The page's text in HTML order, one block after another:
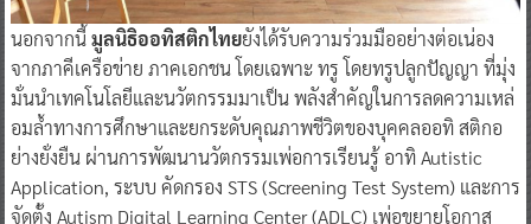
จากภาคีเครือข่าย ภาคเอกชน โดยเฉพาะ ทรู โดยทรูปลูกปัญญา ที่มุ่ง
มั่นนำเทคโนโลยีและนวัตกรรมมาเป็น พลังสำคัญในการลดความเหล่
อมล้ำทางการศึกษาและยกระดับคุณภาพชีวิตของบุคคลออทิ สติกอ
ย่างยั่งยืน ผ่านการพัฒนานวัตกรรมเพ่อการเรียนรู้ อาทิ Autistic
Application, ระบบ คัดกรอง STS (Screening Test System) และการ
จัดตั้ง Autism Digital Learning Center (ADLC) เพ่อขยายโอกาส
การเข้าถึงส่อดิจิทัลและการเรียนรู้ที่เหมาะสมกับศักยภาพของแต่ละ